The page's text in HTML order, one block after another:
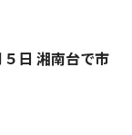
日 湘南台で市